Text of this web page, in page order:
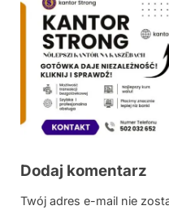
Dodaj komentarz
Twój adres e-mail nie